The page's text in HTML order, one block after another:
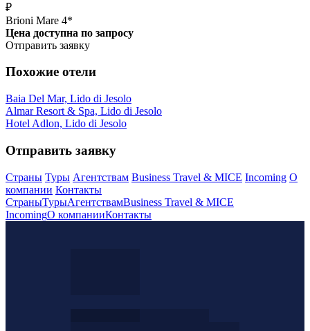
₽
Brioni Mare 4*
Цена доступна по запросу
Отправить заявку
Похожие отели
Baia Del Mar, Lido di Jesolo
Almar Resort & Spa, Lido di Jesolo
Hotel Adlon, Lido di Jesolo
Отправить заявку
Страны Туры Агентствам Business Travel & MICE Incoming О
компании Контакты
СтраныТурыАгентствамBusiness Travel & MICE
IncomingО компанииКонтакты